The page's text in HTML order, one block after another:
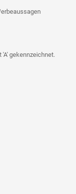
gekennzeichnet.